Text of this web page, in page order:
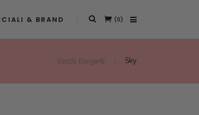
& BRAND (0)
Vestiti Eleganti Sky